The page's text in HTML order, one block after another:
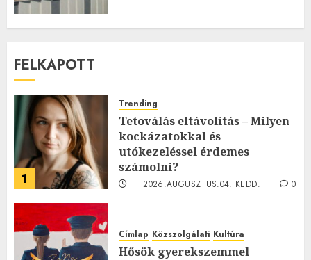
FELKAPOTT
1
Trending
Tetoválás eltávolítás – Milyen
kockázatokkal és
utókezeléssel érdemes
számolni?
2026.AUGUSZTUS.04. KEDD.
0
Címlap Közszolgálati Kultúra
Hősök gyerekszemmel